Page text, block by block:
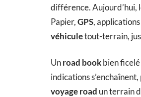
différence. Aujourd’hui,
Papier,GPS,
véhiculetout-terrain,
Unroad bookbien
indications
voyage road un terrain